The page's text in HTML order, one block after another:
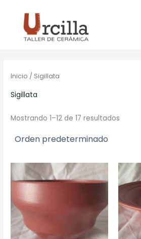
contenido
Inicio / Sigillata
Sigillata
Mostrando 1–12 de 17 resultados